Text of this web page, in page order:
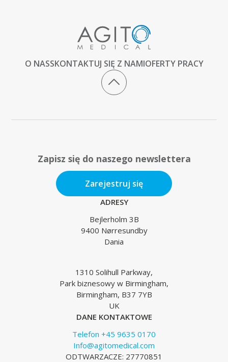
O NASSKONTAKTUJ SIĘ Z NAMIOFERTY PRACY
Zapisz się do naszego newslettera
Zarejestruj się
ADRESY
Bejlerholm 3B
9400 Nørresundby
Dania
1310 Solihull Parkway,
Park biznesowy w Birmingham,
Birmingham, B37 7YB
UK
DANE KONTAKTOWE
Telefon +45 9635 0170
Info@agitomedical.com
ODTWARZACZE: 27770851